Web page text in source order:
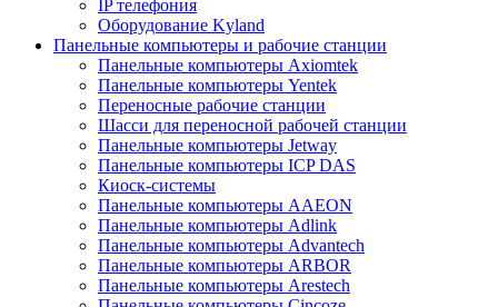
IP телефония
Оборудование Kyland
Панельные компьютеры и рабочие станции
Панельные компьютеры Axiomtek
Панельные компьютеры Yentek
Переносные рабочие станции
Шасси для переносной рабочей станции
Панельные компьютеры Jetway
Панельные компьютеры ICP DAS
Киоск-системы
Панельные компьютеры AAEON
Панельные компьютеры Adlink
Панельные компьютеры Advantech
Панельные компьютеры ARBOR
Панельные компьютеры Arestech